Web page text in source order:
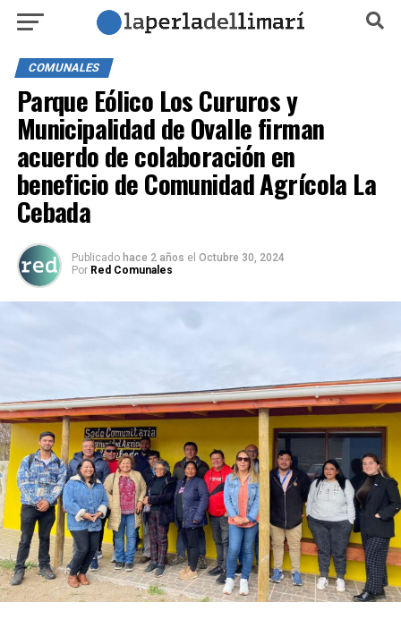
COMUNALES
Parque Eólico Los Cururos y
Municipalidad de Ovalle firman
acuerdo de colaboración en
beneficio de Comunidad Agrícola La
Cebada
Publicado hace 2 años el Octubre 30, 2024
Por Red Comunales